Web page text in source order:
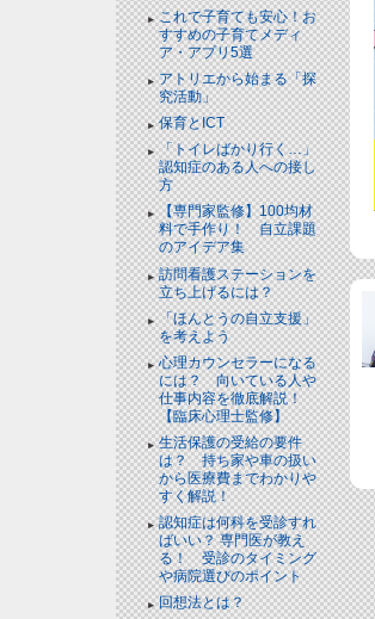
これで子育ても安心！お
すすめの子育てメディ
ア・アプリ5選
アトリエから始まる「探
究活動」
保育とICT
「トイレばかり行く…」
認知症のある人への接し
方
【専門家監修】100均材
料で手作り！ 自立課題
のアイデア集
訪問看護ステーションを
立ち上げるには？
「ほんとうの自立支援」
を考えよう
心理カウンセラーになる
には？ 向いている人や
仕事内容を徹底解説！
【臨床心理士監修】
生活保護の受給の要件
は？ 持ち家や車の扱い
から医療費までわかりや
すく解説！
認知症は何科を受診すれ
ばいい？ 専門医が教え
る！ 受診のタイミング
や病院選びのポイント
回想法とは？